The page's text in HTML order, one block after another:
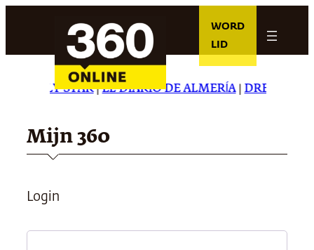
WORD
LID
DAILY STAR|EL DIARIO DE ALMERÍA| DREAMING
Mijn 360
Login